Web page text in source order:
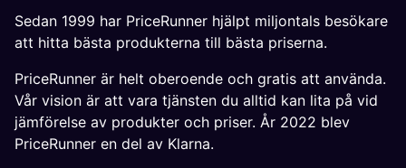
Sedan 1999 har PriceRunner hjälpt miljontals besökare
att hitta bästa produkterna till bästa priserna.
PriceRunner är helt oberoende och gratis att använda.
Vår vision är att vara tjänsten du alltid kan lita på vid
jämförelse av produkter och priser. År 2022 blev
PriceRunner en del av Klarna.